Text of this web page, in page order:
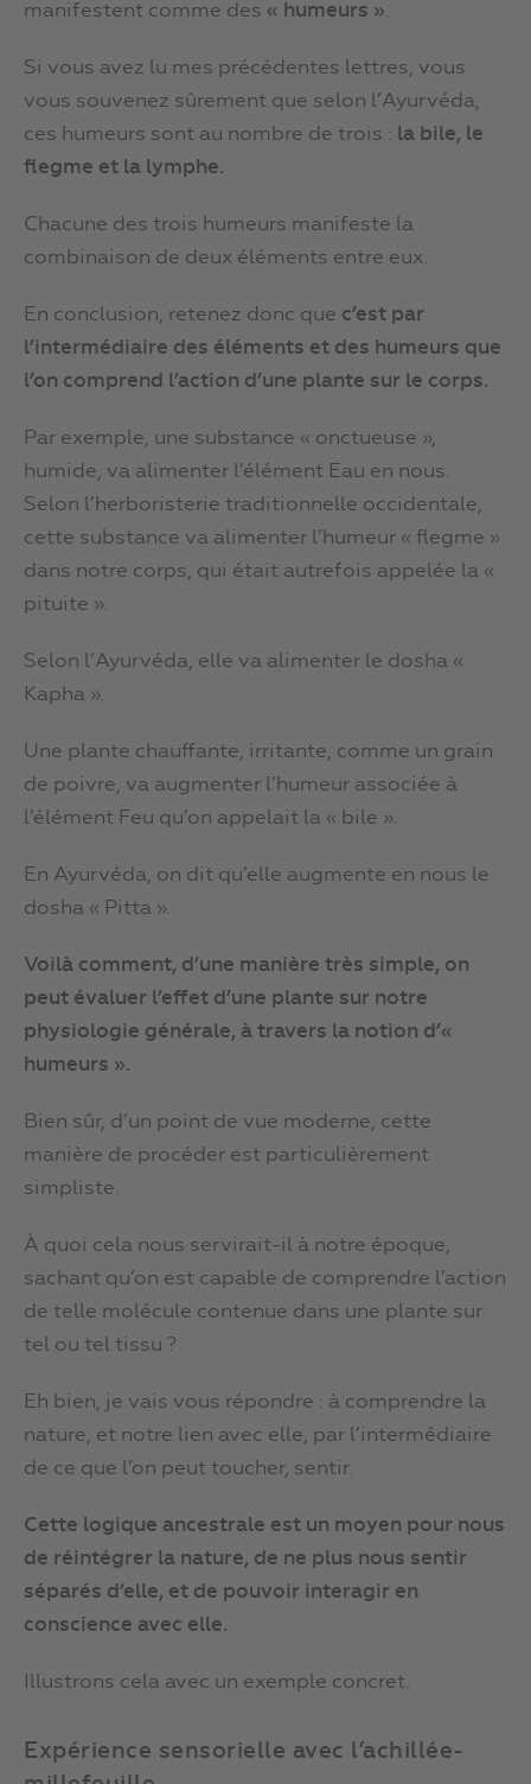
manifestent comme des « humeurs ».
Si vous avez lu mes précédentes lettres, vous
vous souvenez sûrement que selon l’Ayurvéda,
ces humeurs sont au nombre de trois : la bile, le
flegme et la lymphe.
Chacune des trois humeurs manifeste la
combinaison de deux éléments entre eux.
En conclusion, retenez donc que c’est par
l’intermédiaire des éléments et des humeurs que
l’on comprend l’action d’une plante sur le corps.
Par exemple, une substance « onctueuse »,
humide, va alimenter l’élément Eau en nous.
Selon l’herboristerie traditionnelle occidentale,
cette substance va alimenter l’humeur « flegme »
dans notre corps, qui était autrefois appelée la «
pituite ».
Selon l’Ayurvéda, elle va alimenter le dosha «
Kapha ».
Une plante chauffante, irritante, comme un grain
de poivre, va augmenter l’humeur associée à
l’élément Feu qu’on appelait la « bile ».
En Ayurvéda, on dit qu’elle augmente en nous le
dosha « Pitta ».
Voilà comment, d’une manière très simple, on
peut évaluer l’effet d’une plante sur notre
physiologie générale, à travers la notion d’«
humeurs ».
Bien sûr, d’un point de vue moderne, cette
manière de procéder est particulièrement
simpliste.
À quoi cela nous servirait-il à notre époque,
sachant qu’on est capable de comprendre l’action
de telle molécule contenue dans une plante sur
tel ou tel tissu ?
Eh bien, je vais vous répondre : à comprendre la
nature, et notre lien avec elle, par l’intermédiaire
de ce que l’on peut toucher, sentir.
Cette logique ancestrale est un moyen pour nous
de réintégrer la nature, de ne plus nous sentir
séparés d’elle, et de pouvoir interagir en
conscience avec elle.
Illustrons cela avec un exemple concret.
Expérience sensorielle avec l’achillée-